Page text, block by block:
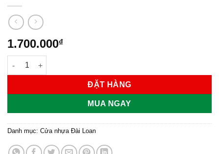
1.700.000₫
CỬA NHỰA ĐÀI LOAN KD.YG-12 số lượng
ĐẶT HÀNG
MUA NGAY
Danh mục: Cửa nhựa Đài Loan